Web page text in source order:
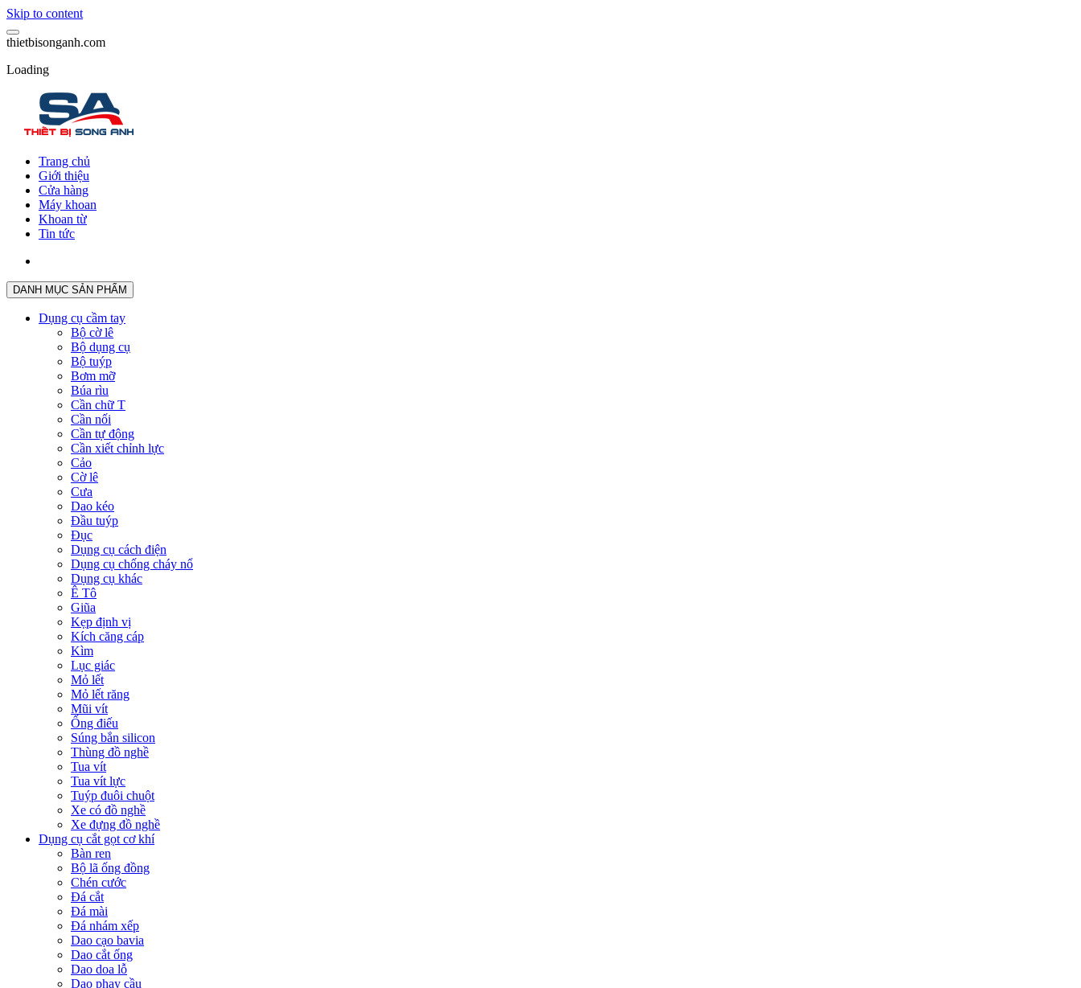
Skip to content
thietbisonganh.com
Loading
Trang chủ
Giới thiệu
Cửa hàng
Máy khoan
Khoan từ
Tin tức
DANH MỤC SẢN PHẨM
Dụng cụ cầm tay
Bộ cờ lê
Bộ dụng cụ
Bộ tuýp
Bơm mỡ
Búa rìu
Cần chữ T
Cần nối
Cần tự động
Cần xiết chỉnh lực
Cảo
Cờ lê
Cưa
Dao kéo
Đầu tuýp
Đục
Dụng cụ cách điện
Dụng cụ chống cháy nổ
Dụng cụ khác
Ê Tô
Giũa
Kẹp định vị
Kích căng cáp
Kìm
Lục giác
Mỏ lết
Mỏ lết răng
Mũi vít
Ống điếu
Súng bắn silicon
Thùng đồ nghề
Tua vít
Tua vít lực
Tuýp đuôi chuột
Xe có đồ nghề
Xe đựng đồ nghề
Dụng cụ cắt gọt cơ khí
Bàn ren
Bộ lã ống đồng
Chén cước
Đá cắt
Đá mài
Đá nhám xếp
Dao cạo bavia
Dao cắt ống
Dao doa lỗ
Dao phay cầu